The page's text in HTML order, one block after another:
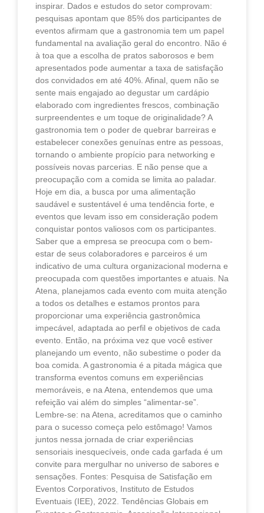
inspirar. Dados e estudos do setor comprovam:
pesquisas apontam que 85% dos participantes de
eventos afirmam que a gastronomia tem um papel
fundamental na avaliação geral do encontro. Não é
à toa que a escolha de pratos saborosos e bem
apresentados pode aumentar a taxa de satisfação
dos convidados em até 40%. Afinal, quem não se
sente mais engajado ao degustar um cardápio
elaborado com ingredientes frescos, combinação
surpreendentes e um toque de originalidade? A
gastronomia tem o poder de quebrar barreiras e
estabelecer conexões genuínas entre as pessoas,
tornando o ambiente propício para networking e
possíveis novas parcerias. E não pense que a
preocupação com a comida se limita ao paladar.
Hoje em dia, a busca por uma alimentação
saudável e sustentável é uma tendência forte, e
eventos que levam isso em consideração podem
conquistar pontos valiosos com os participantes.
Saber que a empresa se preocupa com o bem-
estar de seus colaboradores e parceiros é um
indicativo de uma cultura organizacional moderna e
preocupada com questões importantes e atuais. Na
Atena, planejamos cada evento com muita atenção
a todos os detalhes e estamos prontos para
proporcionar uma experiência gastronômica
impecável, adaptada ao perfil e objetivos de cada
evento. Então, na próxima vez que você estiver
planejando um evento, não subestime o poder da
boa comida. A gastronomia é a pitada mágica que
transforma eventos comuns em experiências
memoráveis, e na Atena, entendemos que uma
refeição vai além do simples “alimentar-se”.
Lembre-se: na Atena, acreditamos que o caminho
para o sucesso começa pelo estômago! Vamos
juntos nessa jornada de criar experiências
sensoriais inesquecíveis, onde cada garfada é um
convite para mergulhar no universo de sabores e
sensações. Fontes: Pesquisa de Satisfação em
Eventos Corporativos, Instituto de Estudos
Eventuais (IEE), 2022. Tendências Globais em